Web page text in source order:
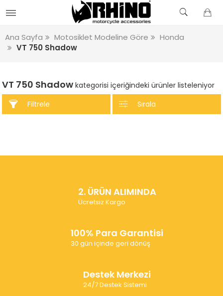
Ana Sayfa Motosiklet Modeline Göre
Honda
VT 750 Shadow
VT 750 Shadow kategorisi içeriğindeki ürünler listeleniyor
Filtrele
Sırala
2. ÜRÜN ALIMINDA
Ücretsiz Kargo
100% Para Garantisi
30 gün içinde geri dönüş
Destek Merkezi
24/7 Destek Sistemi